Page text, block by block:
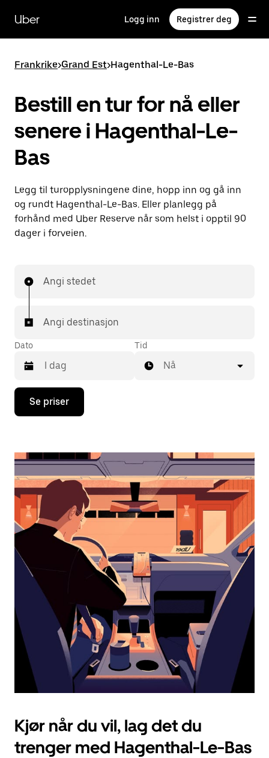
hovedinnholdet
Uber Logg inn Registrer deg
Frankrike>Grand Est>Hagenthal-Le-Bas
Bestill en tur for nå eller
senere i Hagenthal-Le-
Bas
Legg til turopplysningene dine, hopp inn og gå inn
og rundt Hagenthal-Le-Bas. Eller planlegg på
forhånd med Uber Reserve når som helst i opptil 90
dager i forveien.
Angi stedet
Angi destinasjon
Dato
Trykk
piltast
åpne
og
velge
dato.
Trykk
på
Esc-
knappen
kalenderen.
Tid
Nå
Se priser
Kjør når du vil, lag det du
trenger med Hagenthal-Le-Bas